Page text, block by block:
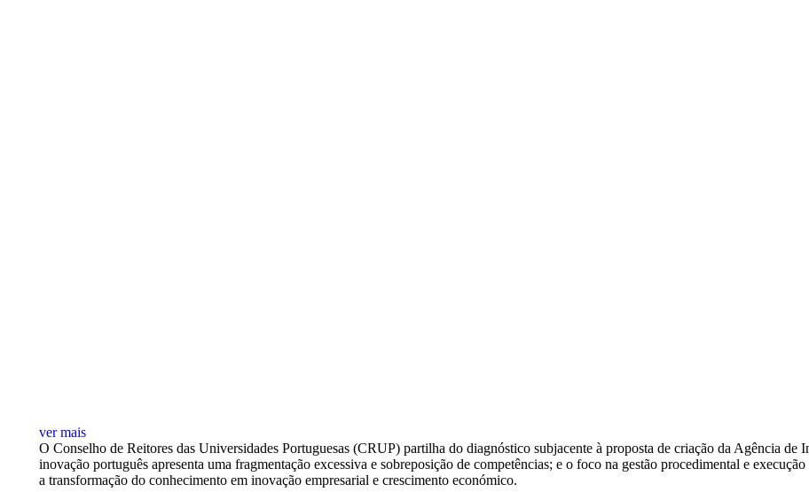
ver mais
O Conselho de Reitores das Universidades Portuguesas (CRUP) partilha do diagnóstico subjacente à proposta de criação da Agência
inovação português apresenta uma fragmentação excessiva e sobreposição de competências; e o foco na gestão procedimental e
a transformação do conhecimento em inovação empresarial e crescimento económico.